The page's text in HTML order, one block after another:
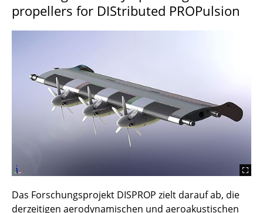
AWARE-LuA
CICLOP
DEFCA
EPIFAN
FAME
propellers for DIStributed PROPulsion
Das Forschungsprojekt DISPROP zielt darauf ab, die
derzeitigen aerodynamischen und aeroakustischen